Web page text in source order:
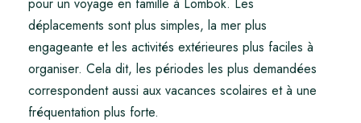
déplacements sont plus simples, la mer plus
engageante et les activités extérieures plus faciles à
organiser. Cela dit, les périodes les plus demandées
correspondent aussi aux vacances scolaires et à une
fréquentation plus forte.